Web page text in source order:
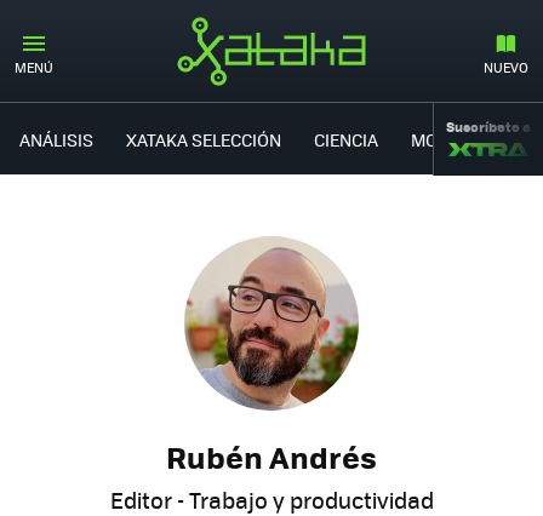
MENÚ NUEVO
ANÁLISIS XATAKA SELECCIÓN CIENCIA MOVILIDAD
Suscríbete a
Rubén Andrés
Editor - Trabajo y productividad